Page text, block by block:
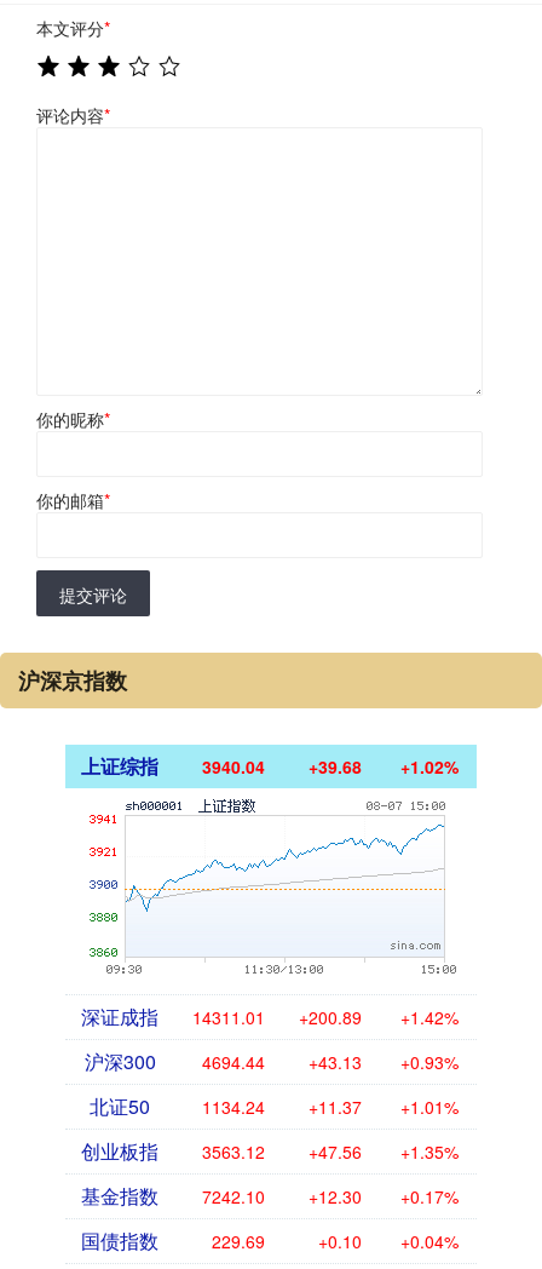
本文评分*
评论内容*
你的昵称*
你的邮箱*
提交评论
沪深京指数
上证综指 3940.04 +39.68 +1.02%
深证成指 14311.01 +200.89 +1.42%
沪深300 4694.44 +43.13 +0.93%
北证50 1134.24 +11.37 +1.01%
创业板指 3563.12 +47.56 +1.35%
基金指数 7242.10 +12.30 +0.17%
国债指数 229.69 +0.10 +0.04%